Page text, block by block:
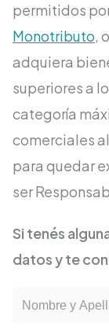
permitidos
Monotributo,
adquiera
superiores a
categoría
comerciales
para quedar
ser
Si tenés
datos y te